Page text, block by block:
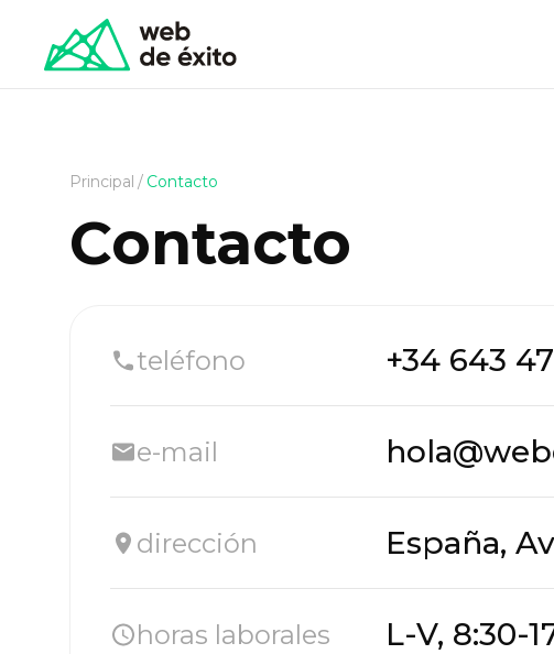
Principal / Contacto
Contacto
teléfono +34 643
e-mail
dirección España,
horas laborales L-V, 8:30-